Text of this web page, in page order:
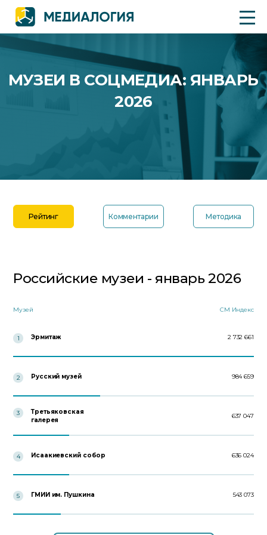
МУЗЕИ В СОЦМЕДИА: ЯНВАРЬ
2026
Рейтинг Комментарии Методика
Российские музеи - январь 2026
Музей СМ Индекс
1 Эрмитаж 2 732 661
2 Русский музей 984 659
3
Третьяковская
галерея
637 047
4 Исаакиевский собор 636 024
5 ГМИИ им. Пушкина 543 073